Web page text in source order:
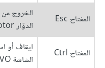
المفتاح Esc
الدوّار Rotor).
المفتاح Ctrl
إيقاف أو
الشاشة VO).